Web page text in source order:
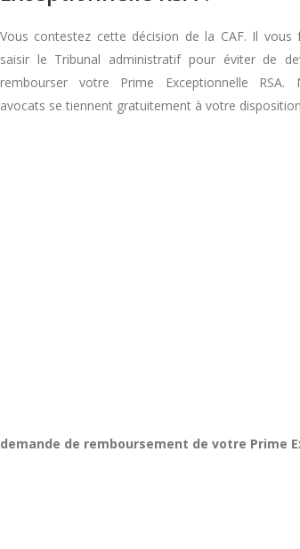
Vous contestez cette décision de la CAF. Il vous
saisir le Tribunal administratif pour éviter de
rembourser votre Prime Exceptionnelle RSA.
avocats se tiennent gratuitement à votre
de remboursement de votre Prime